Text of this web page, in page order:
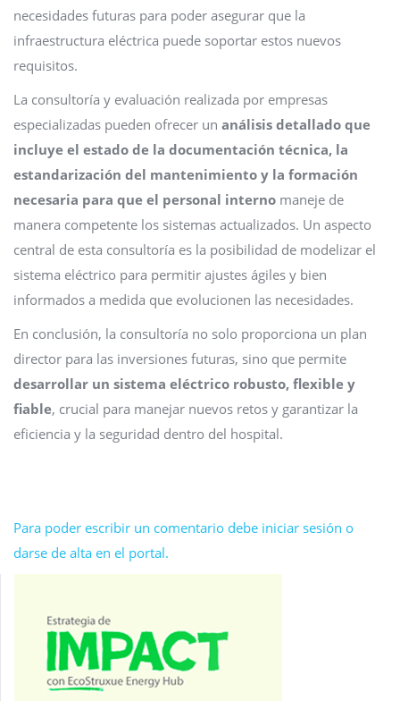
necesidades futuras para poder asegurar que la
infraestructura eléctrica puede soportar estos nuevos
requisitos.
La consultoría y evaluación realizada por empresas
especializadas pueden ofrecer un análisis detallado que
incluye el estado de la documentación técnica, la
estandarización del mantenimiento y la formación
necesaria para que el personal interno maneje de
manera competente los sistemas actualizados. Un aspecto
central de esta consultoría es la posibilidad de modelizar el
sistema eléctrico para permitir ajustes ágiles y bien
informados a medida que evolucionen las necesidades.
En conclusión, la consultoría no solo proporciona un plan
director para las inversiones futuras, sino que permite
desarrollar un sistema eléctrico robusto, flexible y
fiable, crucial para manejar nuevos retos y garantizar la
eficiencia y la seguridad dentro del hospital.
Para poder escribir un comentario debe iniciar sesión o
darse de alta en el portal.